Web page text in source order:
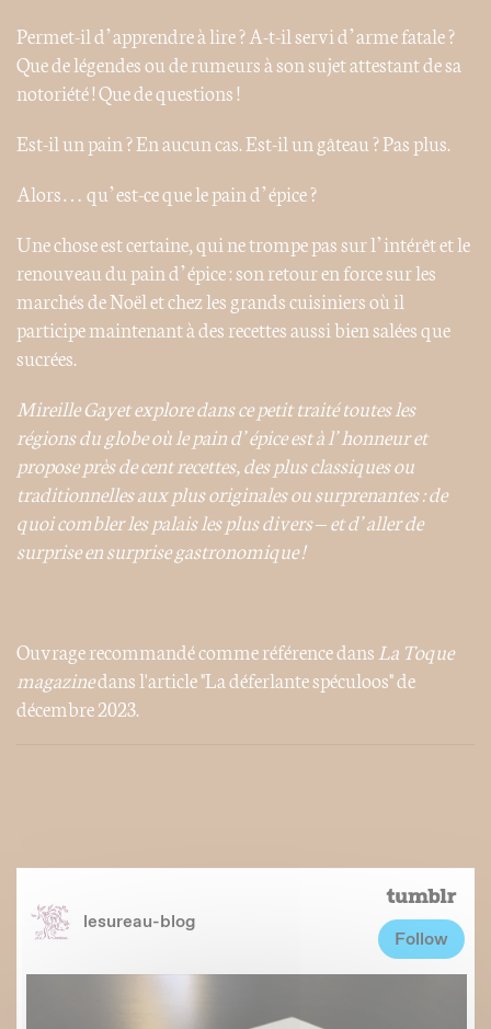
Permet-il d’apprendre à lire ? A-t-il servi d’arme fatale ?
Que de légendes ou de rumeurs à son sujet attestant de sa
notoriété ! Que de questions !
Est-il un pain ? En aucun cas. Est-il un gâteau ? Pas plus.
Alors… qu’est-ce que le pain d’épice ?
Une chose est certaine, qui ne trompe pas sur l’intérêt et le
renouveau du pain d’épice : son retour en force sur les
marchés de Noël et chez les grands cuisiniers où il
participe maintenant à des recettes aussi bien salées que
sucrées.
Mireille Gayet explore dans ce petit traité toutes les
régions du globe où le pain d’épice est à l’honneur et
propose près de cent recettes, des plus classiques ou
traditionnelles aux plus originales ou surprenantes : de
quoi combler les palais les plus divers – et d’aller de
surprise en surprise gastronomique !
Ouvrage recommandé comme référence dans La Toque
magazinedans l'article "La déferlante spéculoos" de
décembre 2023.